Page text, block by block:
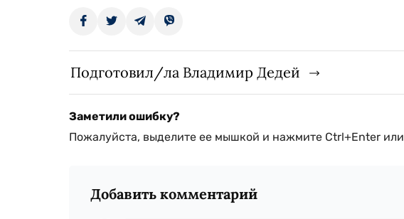
Подготовил/ла Владимир Дедей
Заметили ошибку?
Пожалуйста, выделите ее мышкой и нажмите Ctrl+Enter или
Добавить комментарий